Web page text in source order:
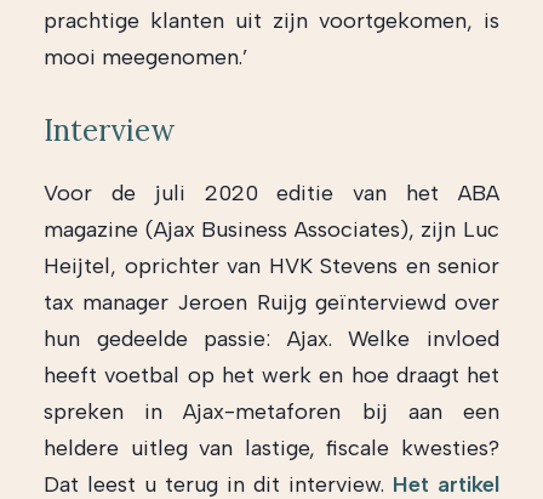
prachtige klanten uit zijn voortgekomen, is
mooi meegenomen.’
Interview
Voor de juli 2020 editie van het ABA
magazine (Ajax Business Associates), zijn Luc
Heijtel, oprichter van HVK Stevens en senior
tax manager Jeroen Ruijg geïnterviewd over
hun gedeelde passie: Ajax. Welke invloed
heeft voetbal op het werk en hoe draagt het
spreken in Ajax-metaforen bij aan een
heldere uitleg van lastige, fiscale kwesties?
Dat leest u terug in dit interview. Het artikel